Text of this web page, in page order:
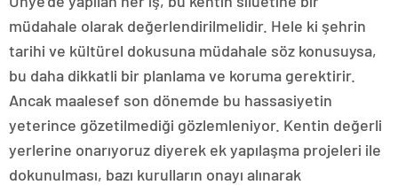
müdahale olarak değerlendirilmelidir. Hele ki şehrin
tarihi ve kültürel dokusuna müdahale söz konusuysa,
bu daha dikkatli bir planlama ve koruma gerektirir.
Ancak maalesef son dönemde bu hassasiyetin
yeterince gözetilmediği gözlemleniyor. Kentin değerli
yerlerine onarıyoruz diyerek ek yapılaşma projeleri ile
dokunulması, bazı kurulların onayı alınarak